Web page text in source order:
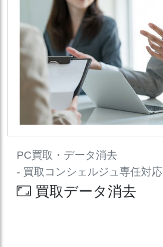
PC買取・データ消去
- 買取コンシェルジュ専任対応
買取データ消去